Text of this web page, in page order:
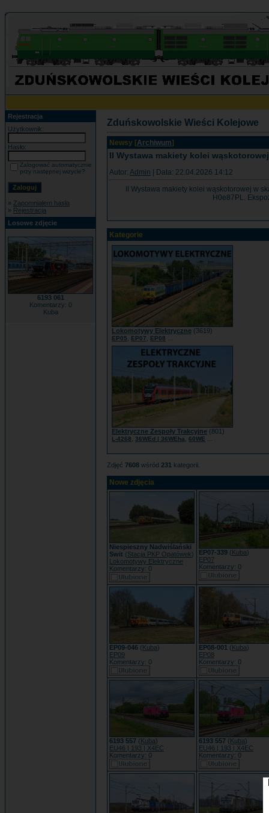
Rejestracja
Użytkownik:
Hasło:
Zalogować automatycznie
przy następnej wizycie?
» Zapomniałem hasła
» Rejestracja
Losowe zdjęcie
6193 061
Komentarzy: 0
Kuba
Zduńskowolskie Wieści Kolejowe
Newsy [Archiwum]
II Wystawa makiety kolei
Autor: Admin | Data: 22.04.2026 14:12
II Wystawa makiety kolei wąskotorowej w
H0e87PL.
Kategorie
Lokomotywy Elektryczne (3619)
EP05 EP07 EP08
Elektryczne Zespoły Trakcyjne (801)
L-4268 36WEd | 36WEha 60WE
Zdjęć 7608 wśród 231 kategorii.
Nowe zdjęcia
Niespieszny Nadwiślański
Swit (Stacja PKP Opatówek)
Lokomotywy Elektryczne
Komentarzy: 0
EP07-339 (Kuba)
EP07
Komentarzy: 0
EP09-046 (Kuba)
EP09
Komentarzy: 0
EP08-001 (Kuba)
EP08
Komentarzy: 0
6193 557 (Kuba)
EU46 | 193 | X4EC
Komentarzy: 0
6193 557 (Kuba)
EU46 | 193 | X4EC
Komentarzy: 0